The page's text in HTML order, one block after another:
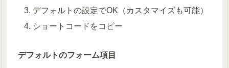
デフォルトの設定でOK（カスタマイズも可能）
ショートコードをコピー
デフォルトのフォーム項目